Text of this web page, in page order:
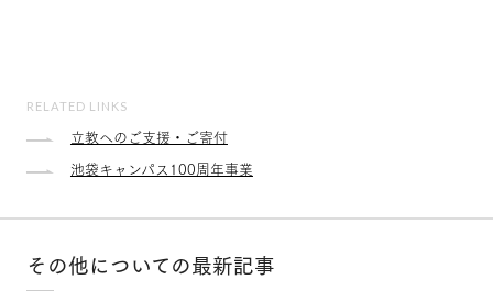
RELATED LINKS
立教へのご支援・ご寄付
池袋キャンパス100周年事業
その他についての最新記事